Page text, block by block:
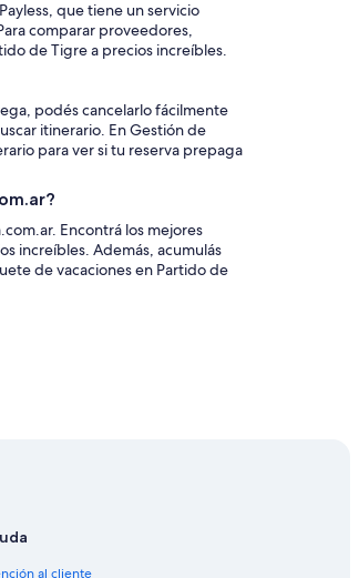
que tiene un servicio
comparar proveedores,
de Tigre a precios increíbles.
podés cancelarlo fácilmente
itinerario. En Gestión de
para ver si tu reserva prepaga
Encontrá los mejores
increíbles. Además, acumulás
de vacaciones en Partido de
al cliente